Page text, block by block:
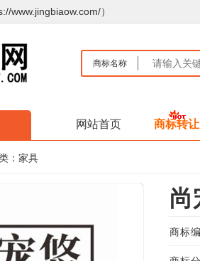
www.jingbiaow.com/）
商标名称
网站首页 商标转让
：家具
尚
商标